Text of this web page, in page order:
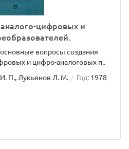
цифровых и
вопросы создания
и цифро-аналоговых п..
П., Лукьянов Л. М. Год: 1978